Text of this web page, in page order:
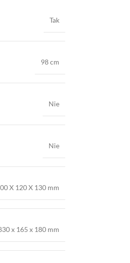
Tak
98 cm
Nie
Nie
X 120 X 130 mm
x 165 x 180 mm